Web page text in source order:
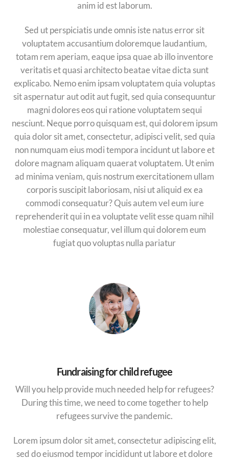
anim id est laborum.
Sed ut perspiciatis unde omnis iste natus error sit
voluptatem accusantium doloremque laudantium,
totam rem aperiam, eaque ipsa quae ab illo inventore
veritatis et quasi architecto beatae vitae dicta sunt
explicabo. Nemo enim ipsam voluptatem quia voluptas
sit aspernatur aut odit aut fugit, sed quia consequuntur
magni dolores eos qui ratione voluptatem sequi
nesciunt. Neque porro quisquam est, qui dolorem ipsum
quia dolor sit amet, consectetur, adipisci velit, sed quia
non numquam eius modi tempora incidunt ut labore et
dolore magnam aliquam quaerat voluptatem. Ut enim
ad minima veniam, quis nostrum exercitationem ullam
corporis suscipit laboriosam, nisi ut aliquid ex ea
commodi consequatur? Quis autem vel eum iure
reprehenderit qui in ea voluptate velit esse quam nihil
molestiae consequatur, vel illum qui dolorem eum
fugiat quo voluptas nulla pariatur
Fundraising for child refugee
Will you help provide much needed help for refugees?
During this time, we need to come together to help
refugees survive the pandemic.
Lorem ipsum dolor sit amet, consectetur adipiscing elit,
sed do eiusmod tempor incididunt ut labore et dolore